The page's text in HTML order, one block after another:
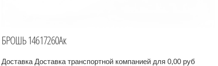
БРОШЬ 14617260Ак
Доставка Доставка транспортной компанией для 0,00 руб